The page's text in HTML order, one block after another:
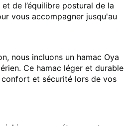
de l’équilibre postural de la
vous accompagner jusqu'au
nous incluons un hamac Oya
Ce hamac léger et durable
et sécurité lors de vos